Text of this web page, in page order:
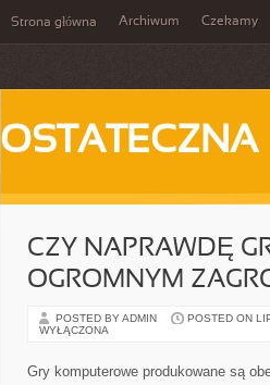
Strona główna Archiwum Czekamy
OSTATECZNA
CZY NAPRAWDĘ
OGROMNYM
POSTED BY ADMIN POSTED ON
WYŁĄCZONA
Gry komputerowe produkowane są